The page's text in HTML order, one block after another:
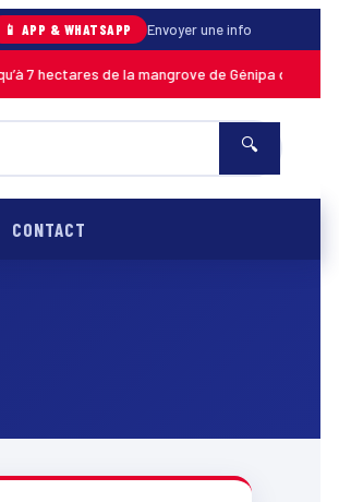
📱 APP & WHATSAPP Envoyer une info
hectares de la mangrove de Génipa détruits, le
🔍
CONTACT